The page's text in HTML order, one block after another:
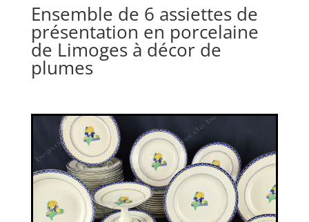
Ensemble de 6 assiettes de
présentation en porcelaine
de Limoges à décor de
plumes